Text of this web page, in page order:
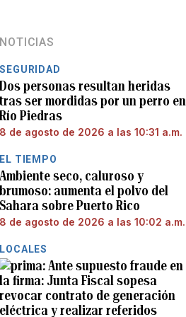
NOTICIAS
SEGURIDAD
Dos personas resultan heridas
tras ser mordidas por un perro en
Río Piedras
8 de agosto de 2026 a las 10:31 a.m.
EL TIEMPO
Ambiente seco, caluroso y
brumoso: aumenta el polvo del
Sahara sobre Puerto Rico
8 de agosto de 2026 a las 10:02 a.m.
LOCALES
Ante supuesto fraude en
la firma: Junta Fiscal sopesa
revocar contrato de generación
eléctrica y realizar referidos